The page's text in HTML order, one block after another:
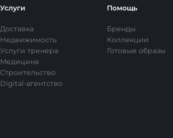
Услуги
Доставка
Недвижимость
Услуги тренера
Медицина
Строительство
Digital-агентство
Помощь
Бренды
Коллекции
Готовые образы